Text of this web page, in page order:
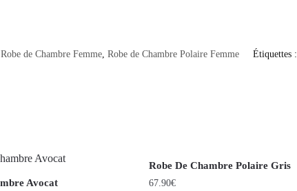
Robe de Chambre Femme, Robe de Chambre Polaire Femme Étiquettes :
Avocat
Robe De Chambre Polaire Gris
67.90€